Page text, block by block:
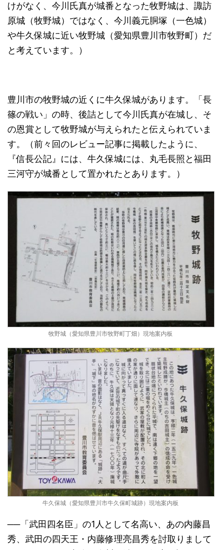
けがなく、今川氏真が城番となった牧野城は、諏訪
原城（牧野城）ではなく、今川義元胴塚（一色城）
や牛久保城に近い牧野城（愛知県豊川市牧野町）だ
と考えています。）
豊川市の牧野城の近くに牛久保城があります。「長
篠の戦い」の時、後詰として今川氏真が在城し、そ
の恩賞として牧野城が与えられたと伝えられていま
す。（前々回のレビュー記事に掲載したように、
『信長公記』には、牛久保城には、丸毛長照と福田
三河守が城番として置かれたとあります。）
牧野城（愛知県豊川市牧野町丁畑）現地案内板
牛久保城（愛知県豊川市牛久保町城跡）現地案内板
──「武田四名臣」の1人として名高い、あの内藤昌
秀、武田の四天王・内藤修理亮昌秀を討取りまして